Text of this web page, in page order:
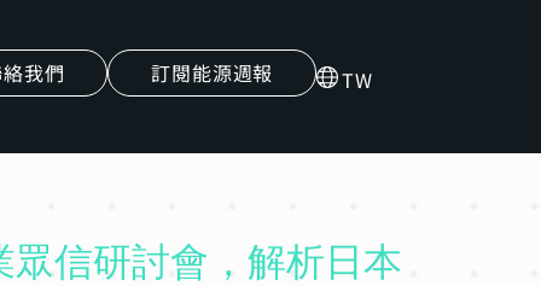
我們 訂閱能源週報 TW
信研討會，解析日本